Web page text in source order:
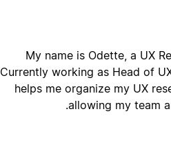
My name is Odette, a UX
Currently working as Head of
helps me organize my UX
allowing my team